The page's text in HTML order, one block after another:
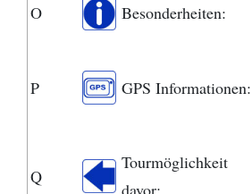
O Besonderheiten:
P GPS Informationen:
Q
Tourmöglichkeit
davor: